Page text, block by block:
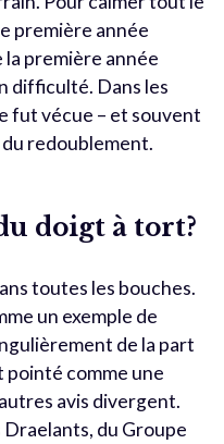
première année
la première année
difficulté. Dans les
fut vécue – et souvent
redoublement.
doigt à tort?
toutes les bouches.
un exemple de
de la part
pointé comme une
avis divergent.
Draelants, du Groupe